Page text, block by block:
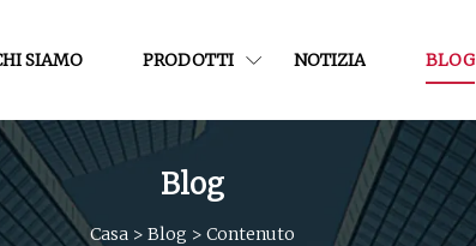
SIAMO PRODOTTI NOTIZIA BLOG
Blog
Casa > Blog > Contenuto